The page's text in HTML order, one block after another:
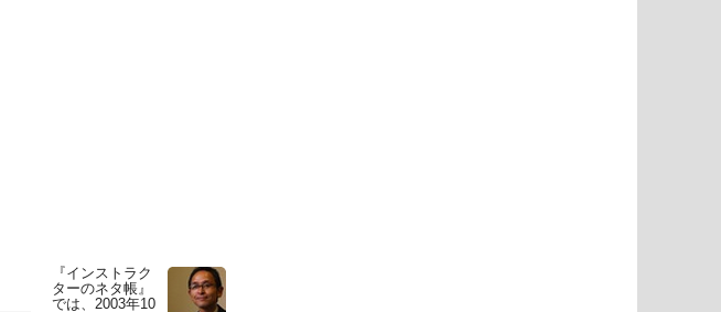
『インストラク
ターのネタ帳』
では、2003年10